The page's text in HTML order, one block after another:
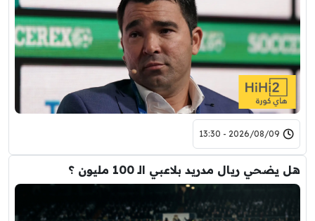
2026/08/09 - 13:30
هل يضحي ريال مدريد بلاعبي الـ 100 مليون ؟